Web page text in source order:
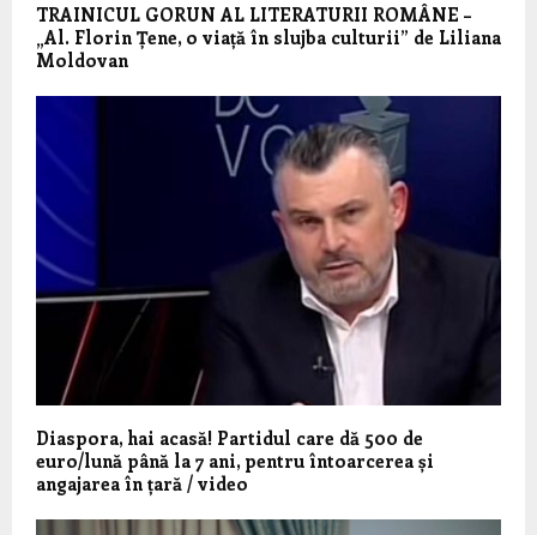
TRAINICUL GORUN AL LITERATURII ROMÂNE –
„Al. Florin Țene, o viață în slujba culturii” de Liliana
Moldovan
Diaspora, hai acasă! Partidul care dă 500 de
euro/lună până la 7 ani, pentru întoarcerea și
angajarea în țară / video